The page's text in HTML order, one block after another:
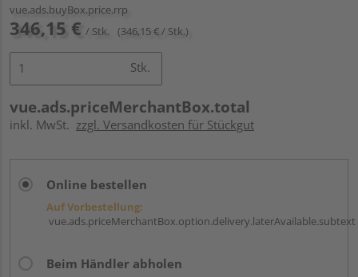
vue.ads.buyBox.price.rrp
346,15 € / Stk. (346,15 € / Stk.)
Stk.
vue.ads.priceMerchantBox.total
inkl. MwSt. zzgl. Versandkosten für Stückgut
Online bestellen
Auf Vorbestellung:
vue.ads.priceMerchantBox.option.delivery.laterAvailable.subtext
Beim Händler abholen